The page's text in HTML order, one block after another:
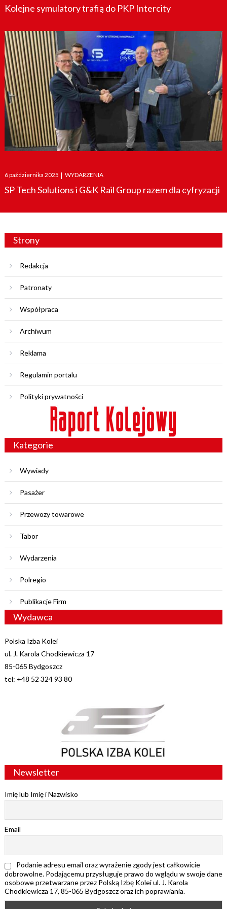
Kolejne symulatory trafią do PKP Intercity
Posted
on
6 października 2025 | WYDARZENIA
SP Tech Solutions i G&K Rail Group razem dla cyfryzacji
Strony
Redakcja
Patronaty
Współpraca
Archiwum
Reklama
Regulamin portalu
Polityki prywatności
Kategorie
Wywiady
Pasażer
Przewozy towarowe
Tabor
Wydarzenia
Polregio
Publikacje Firm
Wydawca
Polska Izba Kolei
ul. J. Karola Chodkiewicza 17
85-065 Bydgoszcz
tel: +48 52 324 93 80
Newsletter
Imię lub Imię i Nazwisko
Email
Podanie adresu email oraz wyrażenie zgody jest całkowicie
dobrowolne. Podającemu przysługuje prawo do wglądu w swoje dane
osobowe przetwarzane przez Polską Izbę Kolei ul. J. Karola
Chodkiewicza 17, 85-065 Bydgoszcz oraz ich poprawiania.